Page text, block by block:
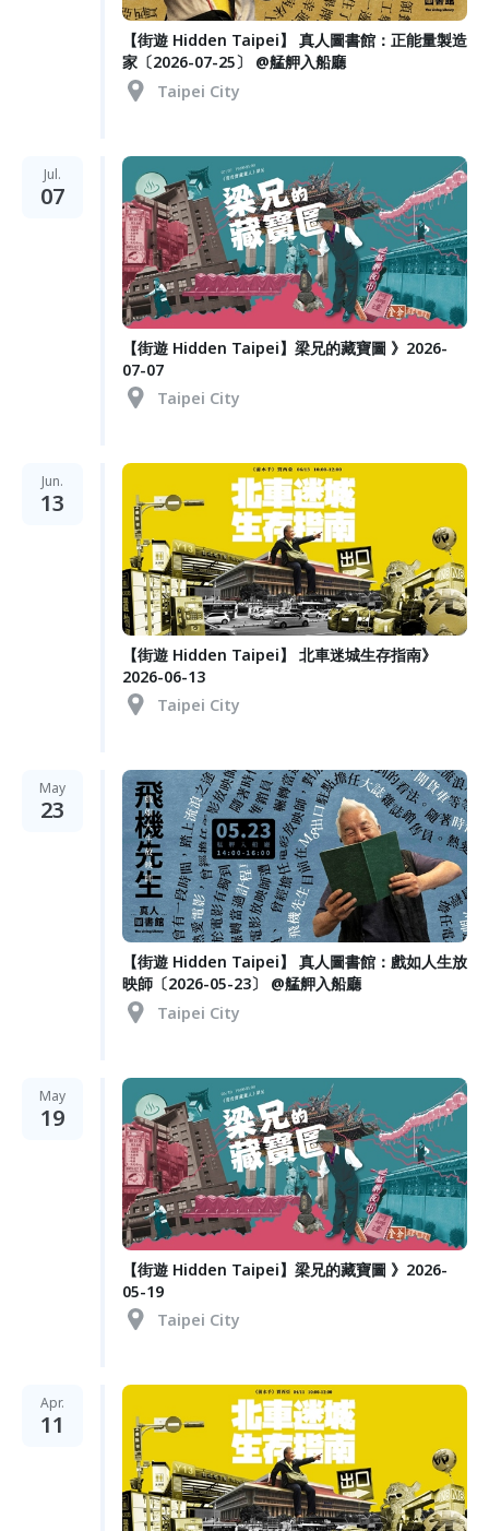
【街遊 Hidden Taipei】 真人圖書館：正能量製造
家〔2026-07-25〕 @艋舺入船廳
Taipei City
Jul.
07
【街遊 Hidden Taipei】梁兄的藏寶圖 》2026-
07-07
Taipei City
Jun.
13
【街遊 Hidden Taipei】 北車迷城生存指南》
2026-06-13
Taipei City
May
23
【街遊 Hidden Taipei】 真人圖書館：戲如人生放
映師〔2026-05-23〕 @艋舺入船廳
Taipei City
May
19
【街遊 Hidden Taipei】梁兄的藏寶圖 》2026-
05-19
Taipei City
Apr.
11